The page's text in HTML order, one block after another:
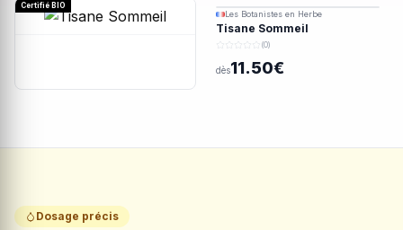
Certifié BIO
Les Botanistes en Herbe
Tisane Sommeil
(0)
dès11.50€
Dosage précis